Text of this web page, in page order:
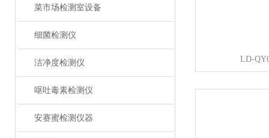
菜市场检测室设备
细菌检测仪
洁净度检测仪
呕吐毒素检测仪
安赛蜜检测仪器
LD-